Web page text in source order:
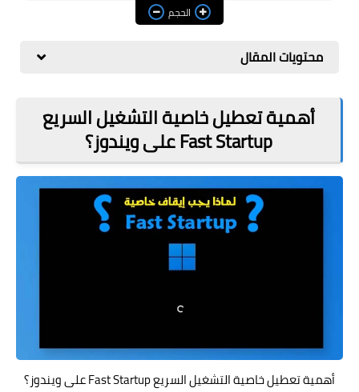
الربح من الانترنت
ذكاء اصطناعي
الحجم
محتويات المقال
أهمية تعطيل خاصية التشغيل السريع
Fast Startup على ويندوز؟
أهمية تعطيل خاصية التشغيل السريع Fast Startup على ويندوز؟